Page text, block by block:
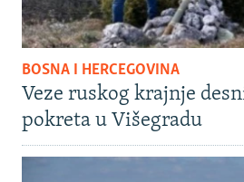
BOSNA I HERCEGOVINA
Veze ruskog krajnje
pokreta u Višegradu